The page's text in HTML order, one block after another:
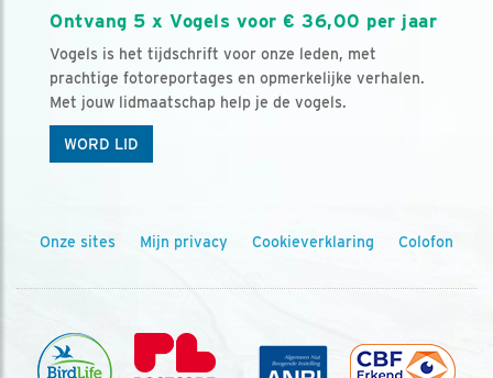
Ontvang 5 x Vogels voor € 36,00 per jaar
Vogels is het tijdschrift voor onze leden, met
prachtige fotoreportages en opmerkelijke verhalen.
Met jouw lidmaatschap help je de vogels.
WORD LID
Onze sites Mijn privacy Cookieverklaring Colofon